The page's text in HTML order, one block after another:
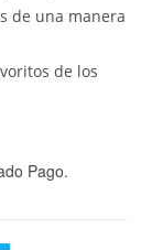
de una manera
de los
Pago.